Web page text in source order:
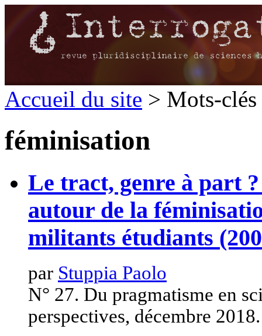
Accueil du site > Mots-
féminisation
Le tract, genre à part
autour de la
militants étudiants
par Stuppia Paolo
N° 27. Du pragmatisme en
perspectives, décembre 2018.